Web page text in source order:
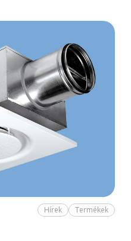
Hírek Termékek